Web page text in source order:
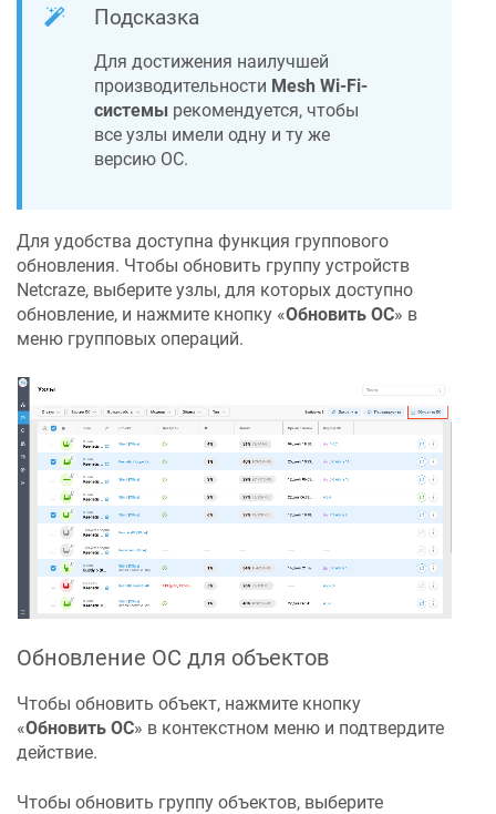
Подсказка
Для достижения наилучшей
производительности Mesh Wi-Fi-
системы рекомендуется, чтобы
все узлы имели одну и ту же
версию ОС.
Для удобства доступна функция группового
обновления. Чтобы обновить группу устройств
Netcraze, выберите узлы, для которых доступно
обновление, и нажмите кнопку «‎Обновить ОС»‎ в
меню групповых операций.
Обновление ОС для объектов
Чтобы обновить объект, нажмите кнопку
«‎Обновить ОС» в контекстном меню и подтвердите
действие.
Чтобы обновить группу объектов, выберите